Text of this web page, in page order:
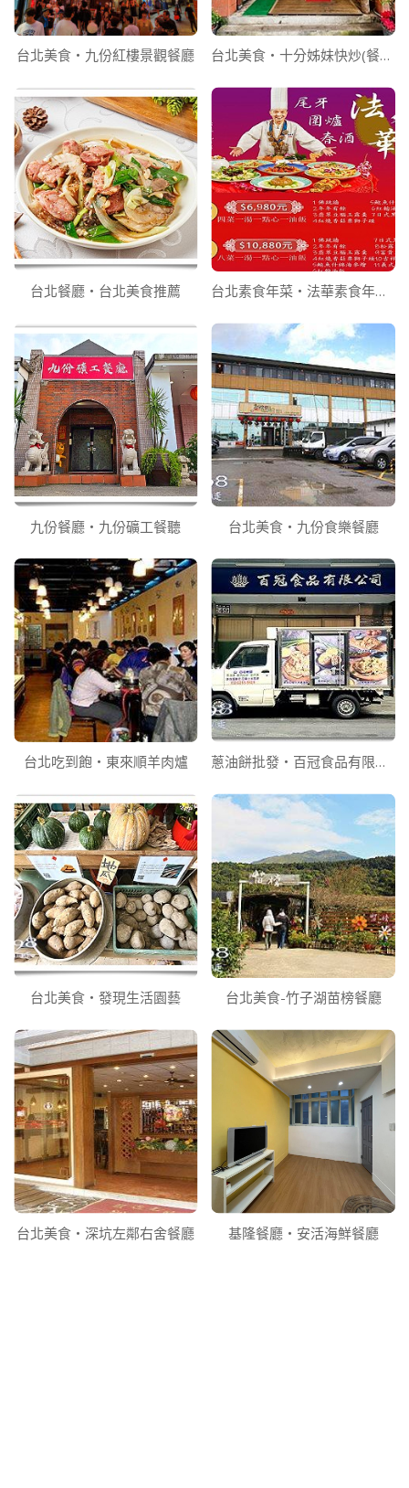
台北美食‧九份紅樓景觀餐廳 台北美食‧十分姊妹快炒(餐廳)
台北餐廳‧台北美食推薦 台北素食年菜‧法華素食年菜訂購
九份餐廳‧九份礦工餐聽 台北美食‧九份食樂餐廳
台北吃到飽‧東來順羊肉爐 蔥油餅批發‧百冠食品有限公司
台北美食‧發現生活園藝 台北美食-竹子湖苗榜餐廳
台北美食‧深坑左鄰右舍餐廳 基隆餐廳‧安活海鮮餐廳